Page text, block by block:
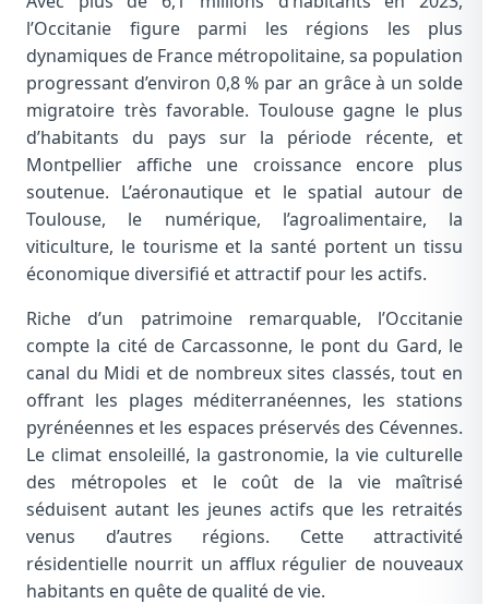
l’Occitanie figure parmi les régions les plus
dynamiques de France métropolitaine, sa population
progressant d’environ 0,8 % par an grâce à un solde
migratoire très favorable. Toulouse gagne le plus
d’habitants du pays sur la période récente, et
Montpellier affiche une croissance encore plus
soutenue. L’aéronautique et le spatial autour de
Toulouse, le numérique, l’agroalimentaire, la
viticulture, le tourisme et la santé portent un tissu
économique diversifié et attractif pour les actifs.
Riche d’un patrimoine remarquable, l’Occitanie
compte la cité de Carcassonne, le pont du Gard, le
canal du Midi et de nombreux sites classés, tout en
offrant les plages méditerranéennes, les stations
pyrénéennes et les espaces préservés des Cévennes.
Le climat ensoleillé, la gastronomie, la vie culturelle
des métropoles et le coût de la vie maîtrisé
séduisent autant les jeunes actifs que les retraités
venus d’autres régions. Cette attractivité
résidentielle nourrit un afflux régulier de nouveaux
habitants en quête de qualité de vie.